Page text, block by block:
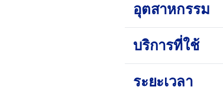
อุตสาหกรรม
บริการที่ใช้
ระยะเวลา